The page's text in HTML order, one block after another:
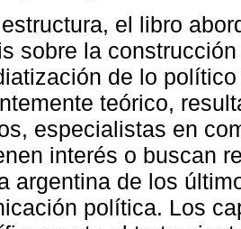
el libro
sobre la
de lo
teórico,
especialistas en
interés o buscan
argentina de los
política. Los